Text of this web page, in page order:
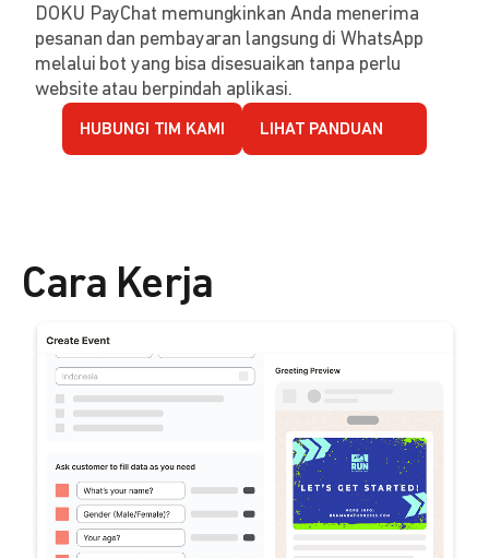
DOKU PayChat memungkinkan Anda menerima
pesanan dan pembayaran langsung di WhatsApp
melalui bot yang bisa disesuaikan tanpa perlu
website atau berpindah aplikasi.
HUBUNGI TIM KAMI LIHAT PANDUAN
Cara Kerja